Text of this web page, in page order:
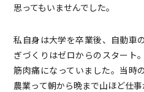
思ってもいませんでした。
私自身は大学を卒業後、自動車
ぎづくりはゼロからのスタート
筋肉痛になっていました。当時
農業って朝から晩まで山ほど仕